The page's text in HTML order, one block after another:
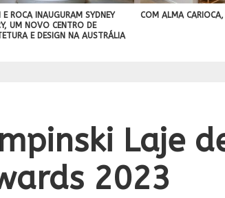
E ROCA INAUGURAM SYDNEY
UM NOVO CENTRO DE
E DESIGN NA AUSTRÁLIA
COM ALMA
Laje
2023